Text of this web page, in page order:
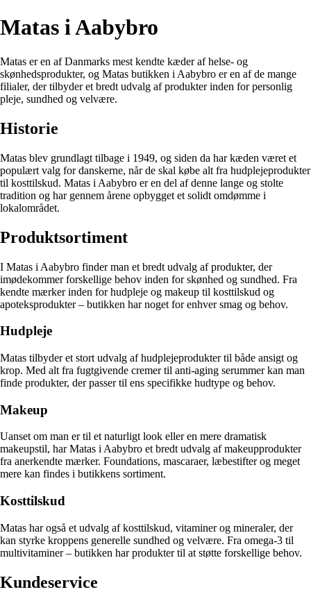
Matas i Aabybro
Matas er en af Danmarks mest kendte kæder af helse- og
skønhedsprodukter, og Matas butikken i Aabybro er en af de mange
filialer, der tilbyder et bredt udvalg af produkter inden for personlig
pleje, sundhed og velvære.
Historie
Matas blev grundlagt tilbage i 1949, og siden da har kæden været et
populært valg for danskerne, når de skal købe alt fra hudplejeprodukter
til kosttilskud. Matas i Aabybro er en del af denne lange og stolte
tradition og har gennem årene opbygget et solidt omdømme i
lokalområdet.
Produktsortiment
I Matas i Aabybro finder man et bredt udvalg af produkter, der
imødekommer forskellige behov inden for skønhed og sundhed. Fra
kendte mærker inden for hudpleje og makeup til kosttilskud og
apoteksprodukter – butikken har noget for enhver smag og behov.
Hudpleje
Matas tilbyder et stort udvalg af hudplejeprodukter til både ansigt og
krop. Med alt fra fugtgivende cremer til anti-aging serummer kan man
finde produkter, der passer til ens specifikke hudtype og behov.
Makeup
Uanset om man er til et naturligt look eller en mere dramatisk
makeupstil, har Matas i Aabybro et bredt udvalg af makeupprodukter
fra anerkendte mærker. Foundations, mascaraer, læbestifter og meget
mere kan findes i butikkens sortiment.
Kosttilskud
Matas har også et udvalg af kosttilskud, vitaminer og mineraler, der
kan styrke kroppens generelle sundhed og velvære. Fra omega-3 til
multivitaminer – butikken har produkter til at støtte forskellige behov.
Kundeservice